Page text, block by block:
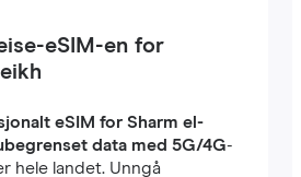
eSIM-en for
eSIM for Sharm el-
data med 5G/4G-
hele landet. Unngå